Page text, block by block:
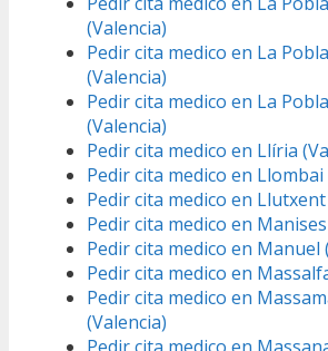
(Valencia)
Pedir cita medico en La
(Valencia)
Pedir cita medico en La
(Valencia)
Pedir cita medico en Llíria
Pedir cita medico en Llombai
Pedir cita medico en Llutxent
Pedir cita medico en
Pedir cita medico en Manuel
Pedir cita medico en
Pedir cita medico en
(Valencia)